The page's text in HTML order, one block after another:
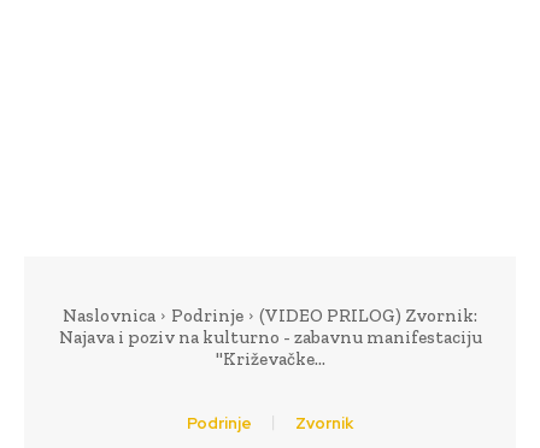
Naslovnica Podrinje
(VIDEO PRILOG) Zvornik:
Najava i poziv na kulturno - zabavnu manifestaciju
"Križevačke...
Podrinje Zvornik